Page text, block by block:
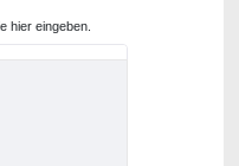
hier eingeben.